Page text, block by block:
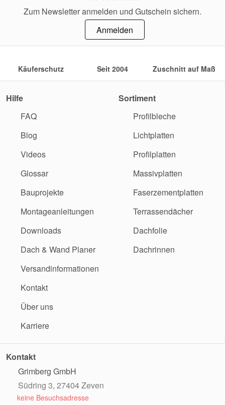
Zum Newsletter anmelden und Gutschein sichern.
Anmelden
Käuferschutz Seit 2004 Zuschnitt auf Maß
Hilfe
FAQ
Blog
Videos
Glossar
Bauprojekte
Montageanleitungen
Downloads
Dach & Wand Planer
Versandinformationen
Kontakt
Über uns
Karriere
Sortiment
Profilbleche
Lichtplatten
Profilplatten
Massivplatten
Faserzementplatten
Terrassendächer
Dachfolie
Dachrinnen
Kontakt
Grimberg GmbH
Südring 3, 27404 Zeven
keine Besuchsadresse